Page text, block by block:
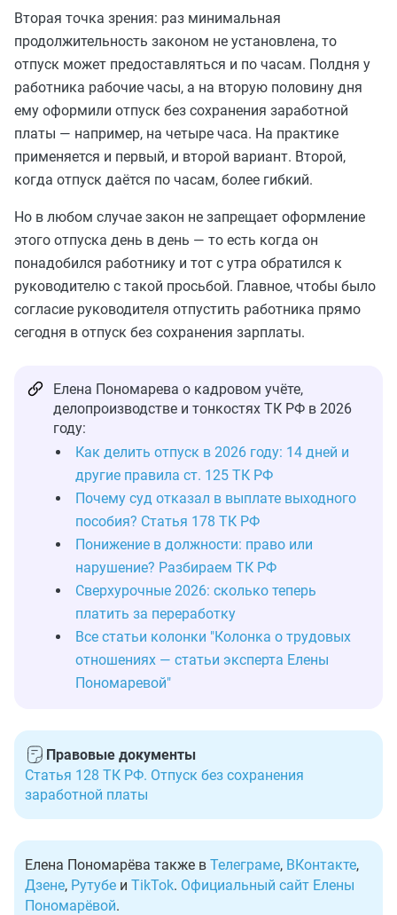
Вторая точка зрения: раз минимальная
продолжительность законом не установлена, то
отпуск может предоставляться и по часам. Полдня у
работника рабочие часы, а на вторую половину дня
ему оформили отпуск без сохранения заработной
платы — например, на четыре часа. На практике
применяется и первый, и второй вариант. Второй,
когда отпуск даётся по часам, более гибкий.
Но в любом случае закон не запрещает оформление
этого отпуска день в день — то есть когда он
понадобился работнику и тот с утра обратился к
руководителю с такой просьбой. Главное, чтобы было
согласие руководителя отпустить работника прямо
сегодня в отпуск без сохранения зарплаты.
Елена Пономарева о кадровом учёте,
делопроизводстве и тонкостях ТК РФ в 2026
году:
Как делить отпуск в 2026 году: 14 дней и
другие правила ст. 125 ТК РФ
Почему суд отказал в выплате выходного
пособия? Статья 178 ТК РФ
Понижение в должности: право или
нарушение? Разбираем ТК РФ
Сверхурочные 2026: сколько теперь
платить за переработку
Все статьи колонки "Колонка о трудовых
отношениях — статьи эксперта Елены
Пономаревой"
Правовые документы
Статья 128 ТК РФ. Отпуск без сохранения
заработной платы
Елена Пономарёва также в Телеграме, ВКонтакте,
Дзене, Рутубе и TikTok. Официальный сайт Елены
Пономарёвой.